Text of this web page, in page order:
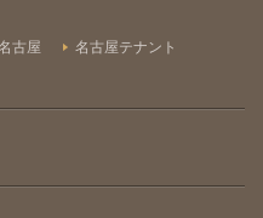
古屋 名古屋テナント